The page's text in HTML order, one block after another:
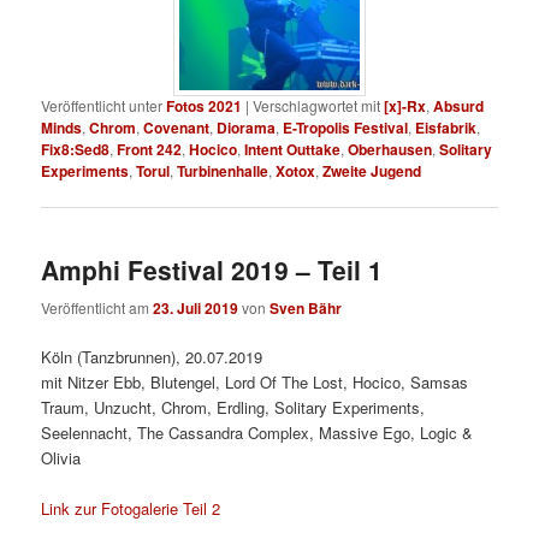
Veröffentlicht unterFotos 2021 |Verschlagwortet mit[x]-Rx,Absurd
Minds,Chrom,Covenant, Diorama, E-Tropolis Festival, Eisfabrik,
Fix8:Sed8,Front 242,Hocico,Intent Outtake,Oberhausen,Solitary
Experiments,Torul,Turbinenhalle,Xotox,Zweite Jugend
Amphi Festival 2019 – Teil 1
Veröffentlicht am23. Juli 2019vonSven Bähr
Köln (Tanzbrunnen), 20.07.2019
mit Nitzer Ebb, Blutengel, Lord Of The Lost, Hocico, Samsas
Traum, Unzucht, Chrom, Erdling, Solitary Experiments,
Seelennacht, The Cassandra Complex, Massive Ego, Logic &
Olivia
Link zur Fotogalerie Teil 2